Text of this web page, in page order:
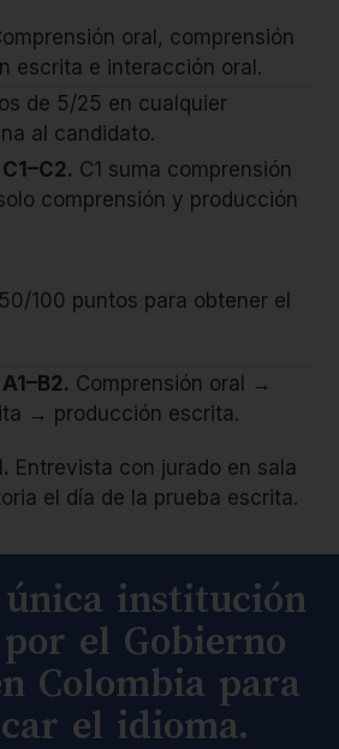
oral, comprensión
escrita e interacción oral.
de 5/25 en cualquier
al candidato.
C1 suma comprensión
comprensión y producción
50/100 puntos para obtener el
Comprensión oral →
→ producción escrita.
Entrevista con jurado en sala
el día de la prueba escrita.
única institución
el Gobierno
Colombia para
el idioma.